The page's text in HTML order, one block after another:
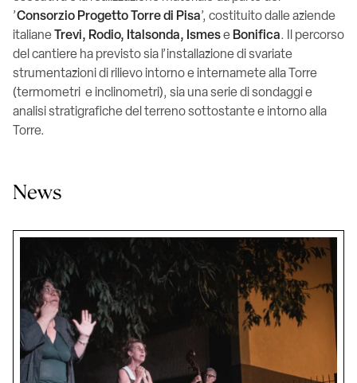
’Consorzio Progetto Torre di Pisa’, costituito dalle aziende
italiane Trevi, Rodio, Italsonda, Ismese Bonifica. Il percorso
del cantiere ha previsto sia l’installazione di svariate
strumentazioni di rilievo intorno e internamete alla Torre
(termometri e inclinometri), sia una serie di sondaggi e
analisi stratigrafiche del terreno sottostante e intorno alla
Torre.
News